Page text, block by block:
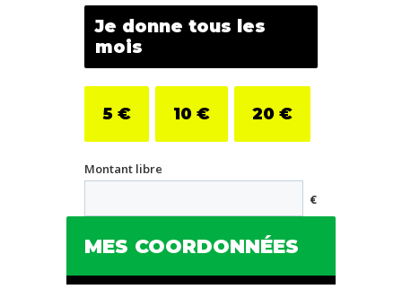
Je donne tous les
mois
5 € 10 € 20 €
Montant libre
€
MES COORDONNÉES